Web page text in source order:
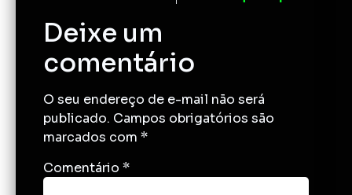
Deixe um
comentário
O seu endereço de e-mail não será
publicado. Campos obrigatórios são
marcados com *
Comentário *